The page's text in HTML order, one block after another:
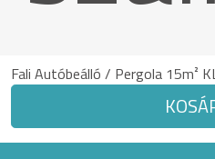
Fali Autóbeálló / Pergola 15m²